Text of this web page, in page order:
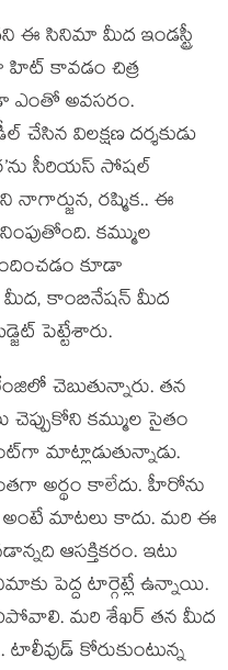
ఈ సినిమా మీద ఇండస్ట్రీ
హిట్ కావడం చిత్ర
ఎంతో అవసరం.
విలక్షణ దర్శకుడు
సీరియస్ సోషల్
రష్మిక.. ఈ
కమ్ముల
కూడా
మీద, కాంబినేషన్ మీద
పెట్టేశారు.
చెబుతున్నారు. తన
కమ్ముల సైతం
మాట్లాడుతున్నాడు.
అర్థం కాలేదు. హీరోను
అంటే మాటలు కాదు. మరి ఈ
ఆసక్తికరం. ఇటు
పెద్ద టార్గెట్లే ఉన్నాయి.
మరి శేఖర్ తన మీద
కోరుకుంటున్న